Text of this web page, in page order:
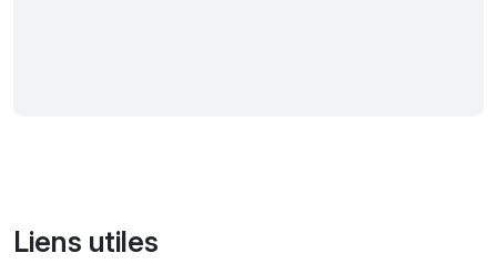
Liens utiles